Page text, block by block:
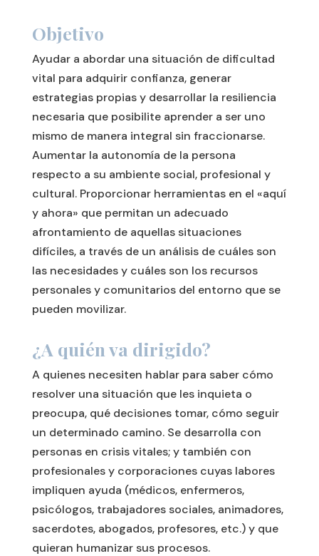
Objetivo
Ayudar a abordar una situación de dificultad
vital para adquirir confianza, generar
estrategias propias y desarrollar la resiliencia
necesaria que posibilite aprender a ser uno
mismo de manera integral sin fraccionarse.
Aumentar la autonomía de la persona
respecto a su ambiente social, profesional y
cultural. Proporcionar herramientas en el «aquí
y ahora» que permitan un adecuado
afrontamiento de aquellas situaciones
difíciles, a través de un análisis de cuáles son
las necesidades y cuáles son los recursos
personales y comunitarios del entorno que se
pueden movilizar.
¿A quién va dirigido?
A quienes necesiten hablar para saber cómo
resolver una situación que les inquieta o
preocupa, qué decisiones tomar, cómo seguir
un determinado camino. Se desarrolla con
personas en crisis vitales; y también con
profesionales y corporaciones cuyas labores
impliquen ayuda (médicos, enfermeros,
psicólogos, trabajadores sociales, animadores,
sacerdotes, abogados, profesores, etc.) y que
quieran humanizar sus procesos.